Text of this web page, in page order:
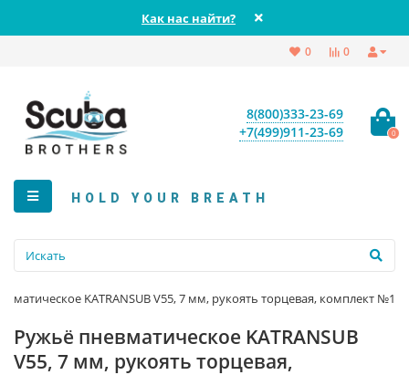
Как нас найти?
0
0
8(800)333-23-69
+7(499)911-23-69
0
HOLD YOUR BREATH
KATRANSUB V55, 7 мм, рукоять торцевая, комплект №1
Ружьё пневматическое KATRANSUB
V55, 7 мм, рукоять торцевая,